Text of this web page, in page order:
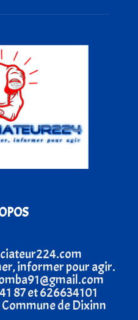
informer pour agir.
87 et 626634101
de Dixinn